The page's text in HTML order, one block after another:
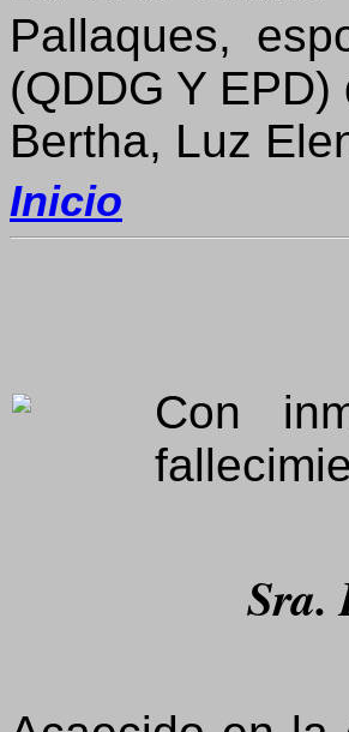
Pallaques,
(QDDG Y
Bertha, Luz
Inicio
Con
Sra.